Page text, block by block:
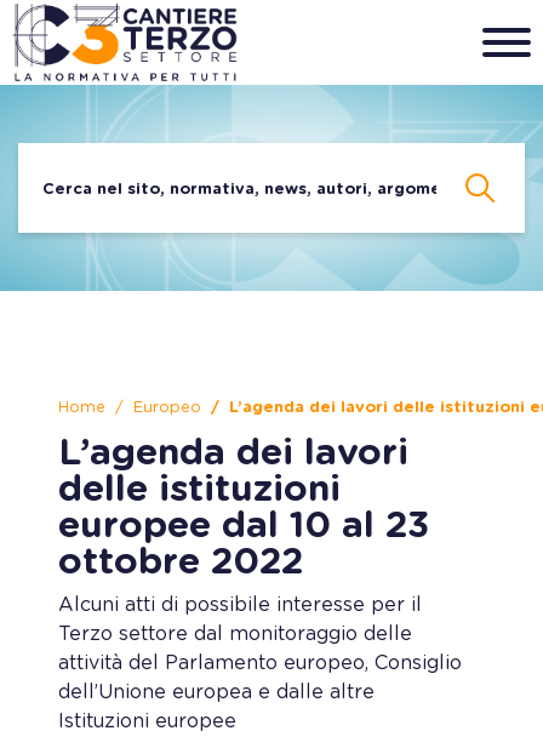
Home Europeo L’agenda dei lavori delle istituzioni
L’agenda dei lavori
delle istituzioni
europee dal 10 al 23
ottobre 2022
Alcuni atti di possibile interesse per il
Terzo settore dal monitoraggio delle
attività del Parlamento europeo, Consiglio
dell’Unione europea e dalle altre
Istituzioni europee